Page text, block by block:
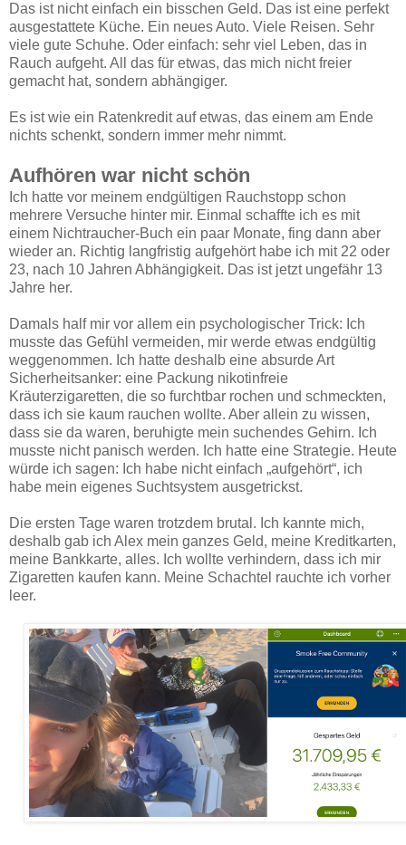
Das ist nicht einfach ein bisschen Geld. Das ist eine perfekt
ausgestattete Küche. Ein neues Auto. Viele Reisen. Sehr
viele gute Schuhe. Oder einfach: sehr viel Leben, das in
Rauch aufgeht. All das für etwas, das mich nicht freier
gemacht hat, sondern abhängiger.
Es ist wie ein Ratenkredit auf etwas, das einem am Ende
nichts schenkt, sondern immer mehr nimmt.
Aufhören war nicht schön
Ich hatte vor meinem endgültigen Rauchstopp schon
mehrere Versuche hinter mir. Einmal schaffte ich es mit
einem Nichtraucher-Buch ein paar Monate, fing dann aber
wieder an. Richtig langfristig aufgehört habe ich mit 22 oder
23, nach 10 Jahren Abhängigkeit. Das ist jetzt ungefähr 13
Jahre her.
Damals half mir vor allem ein psychologischer Trick: Ich
musste das Gefühl vermeiden, mir werde etwas endgültig
weggenommen. Ich hatte deshalb eine absurde Art
Sicherheitsanker: eine Packung nikotinfreie
Kräuterzigaretten, die so furchtbar rochen und schmeckten,
dass ich sie kaum rauchen wollte. Aber allein zu wissen,
dass sie da waren, beruhigte mein suchendes Gehirn. Ich
musste nicht panisch werden. Ich hatte eine Strategie. Heute
würde ich sagen: Ich habe nicht einfach „aufgehört“, ich
habe mein eigenes Suchtsystem ausgetrickst.
Die ersten Tage waren trotzdem brutal. Ich kannte mich,
deshalb gab ich Alex mein ganzes Geld, meine Kreditkarten,
meine Bankkarte, alles. Ich wollte verhindern, dass ich mir
Zigaretten kaufen kann. Meine Schachtel rauchte ich vorher
leer.